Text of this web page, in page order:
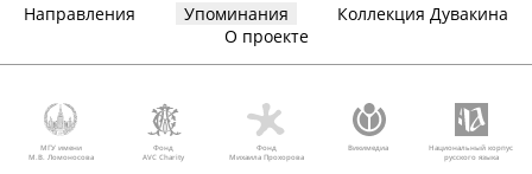
Направления Упоминания
Коллекция Дувакина
О проекте
МГУ имени
М.В. Ломоносова
Фонд
AVC Charity
Фонд
Михаила Прохорова
Викимедиа
Национальный корпус
русского языка